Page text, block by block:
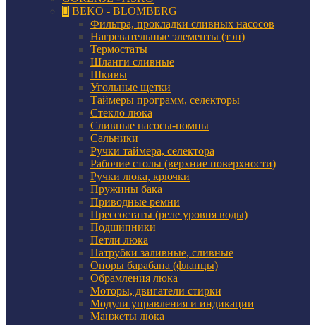
BEKO - BLOMBERG
Фильтра, прокладки сливных насосов
Нагревательные элементы (тэн)
Термостаты
Шланги сливные
Шкивы
Угольные щетки
Таймеры программ, селекторы
Стекло люка
Сливные насосы-помпы
Сальники
Ручки таймера, селектора
Рабочие столы (верхние поверхности)
Ручки люка, крючки
Пружины бака
Приводные ремни
Прессостаты (реле уровня воды)
Подшипники
Петли люка
Патрубки заливные, сливные
Опоры барабана (фланцы)
Обрамления люка
Моторы, двигатели стирки
Модули управления и индикации
Манжеты люка